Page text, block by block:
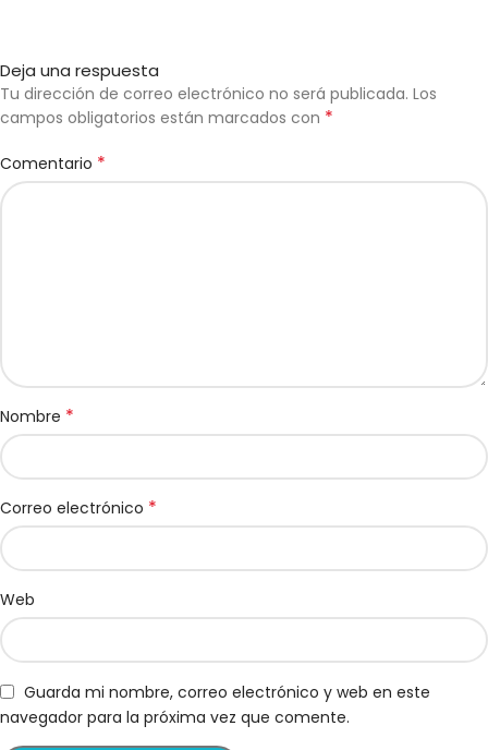
Deja una respuesta
Tu dirección de correo electrónico no será publicada. Los
campos obligatorios están marcados con *
Comentario *
Nombre *
Correo electrónico *
Web
Guarda mi nombre, correo electrónico y web en este
navegador para la próxima vez que comente.